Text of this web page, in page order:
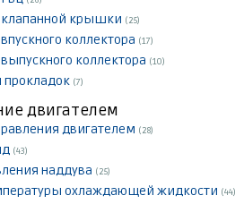
клапанной крышки (25)
коллектора (17)
коллектора (10)
(7)
двигателем
двигателем (28)
(43)
наддува (25)
охлаждающей жидкости (44)